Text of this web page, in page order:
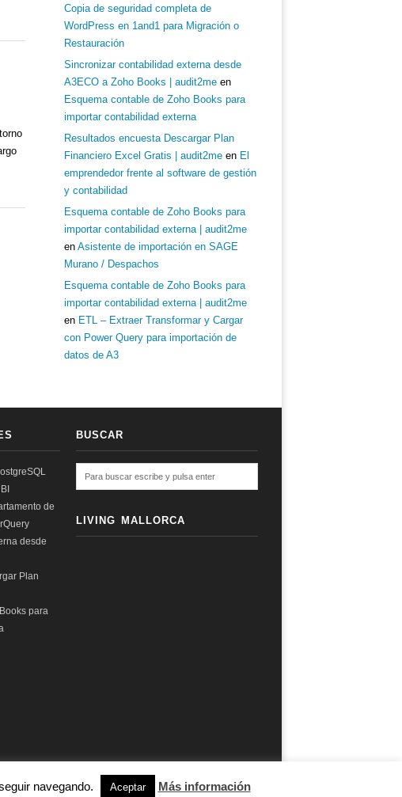
Copia de seguridad completa de
WordPress en 1and1 para Migración o
Restauración
Sincronizar contabilidad externa desde
A3ECO a Zoho Books | audit2me en
Esquema contable de Zoho Books para
importar contabilidad externa
Resultados encuesta Descargar Plan
Financiero Excel Gratis | audit2me en El
emprendedor frente al software de gestión
y contabilidad
Esquema contable de Zoho Books para
importar contabilidad externa | audit2me
en Asistente de importación en SAGE
Murano / Despachos
Esquema contable de Zoho Books para
importar contabilidad externa | audit2me
en ETL – Extraer Transformar y Cargar
con Power Query para importación de
datos de A3
de
desde
Plan
para
BUSCAR
LIVING MALLORCA
subir ↑
navegando. Aceptar Más información